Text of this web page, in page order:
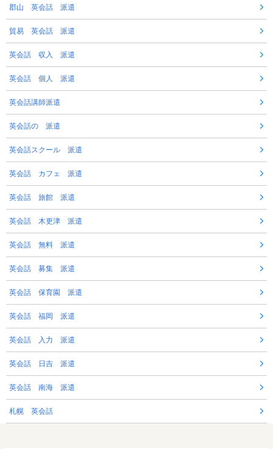
郡山 英会話 派遣
貿易 英会話 派遣
英会話 収入 派遣
英会話 個人 派遣
英会話講師派遣
英会話の 派遣
英会話スクール 派遣
英会話 カフェ 派遣
英会話 旅館 派遣
英会話 木更津 派遣
英会話 無料 派遣
英会話 募集 派遣
英会話 保育園 派遣
英会話 福岡 派遣
英会話 入力 派遣
英会話 日吉 派遣
英会話 南海 派遣
札幌 英会話